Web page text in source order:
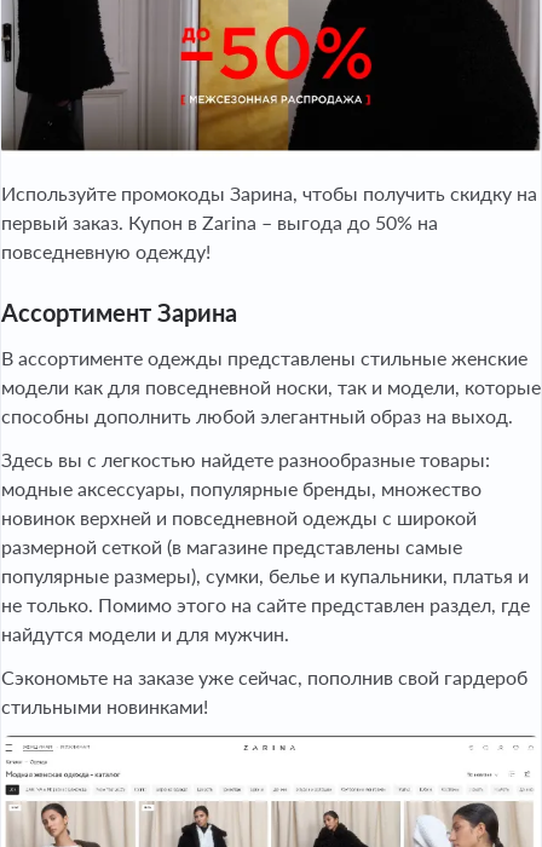
Используйте промокоды Зарина, чтобы получить скидку на
первый заказ. Купон в Zarina – выгода до 50% на
повседневную одежду!
Ассортимент Зарина
В ассортименте одежды представлены стильные женские
модели как для повседневной носки, так и модели, которые
способны дополнить любой элегантный образ на выход.
Здесь вы с легкостью найдете разнообразные товары:
модные аксессуары, популярные бренды, множество
новинок верхней и повседневной одежды с широкой
размерной сеткой (в магазине представлены самые
популярные размеры), сумки, белье и купальники, платья и
не только. Помимо этого на сайте представлен раздел, где
найдутся модели и для мужчин.
Сэкономьте на заказе уже сейчас, пополнив свой гардероб
стильными новинками!